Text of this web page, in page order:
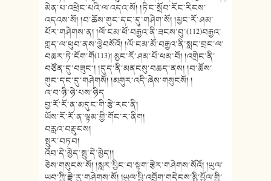
མེན་པ་འཕྲེང་པའི་ལ་འདའ་སོ། །ཏིང་སྲོབ་རོང་རིངས་
འདའས་སོ། །བ་ཆོས་གུང་དང་དུ་གཤེག་སོ། །མྱང་རོ་ཤམ་
པོར་གཤེགས་ན། །ལོ་ངམ་ཕོ་བརྒྱའ་ནི་ཟངས་བུ་(112)བརྒྱའ་
གླད་ལ་ཕུབ་ནས་ལྕེབསོའོ། །ལོ་ངམ་མོ་བརྒྱའ་ནི་སླང་བྲང་ལ་
བཆར་ཏེ་ངོག་གོ(113)། མྱང་རོ་ཤམ་པོ་ཕམ་བོ། །འགྲེང་ནི་
བཙོན་དུ་བཟུང་། །དུད་ནི་མནངསུ་བཆད་ནས། །བ་ཆོས་
གུང་དང་དུ་གཤེགསོ། །མགུར་འདི་ཞེས་གསུངསོ། །
འ་བ་ཉི་ཉེ་པས་ཉིད
བྱ་རོ་རོ་ན་མདུང་གི་རྩེ་རང་ནི།
ཡོས་རོ་རོ་ན་ལྟམ་གྱི་གོང་ར་ནིག།
བརླའ་བརྡུངས།
སྤུར་བཏབ།
འོབ་དེ་མྱེད་སྤུ་དེ་མྱེད།།
ཅེས་གསུངས་སོ། །སླར་པྱིང་བ་སྟག་རྩེར་གཤེགས་སོའོ། །ཡུལ་
ཡབ་ཀྱི་རྗེ་རུ་གཤེགས་སོ། །ཡུལ་པྱི་འབྲོག་གདེངས་མྱི་པྱོལ་གྱི་